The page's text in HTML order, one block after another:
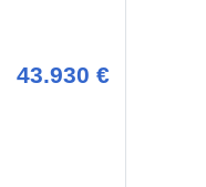
43.930 €